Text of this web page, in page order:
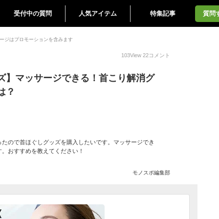
受付中の質問 人気アイテム 特集記事 質問
ジはプロモーションを含みます
103View 22コメント
】マッサージできる！首こり解消グ
？
ので首ほぐしグッズを購入したいです。マッサージでき
おすすめを教えてください！
モノスポ編集部